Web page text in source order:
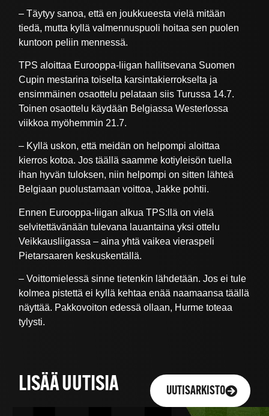
– Täytyy sanoa, että en joukkueesta vielä mitään
tiedä, mutta kyllä valmennuspuoli hoitaa sen puolen
kuntoon peliin mennessä.
TPS aloittaa Eurooppa-liigan hallitsevana Suomen
Cupin mestarina toiselta karsintakierrokselta ja
ensimmäinen osaottelu pelataan siis Turussa 14.7.
Toinen osaottelu käydään Belgiassa Westerlossa
viikkoa myöhemmin 21.7.
– Kyllä uskon, että meidän on helpompi aloittaa
kierros kotoa. Jos täällä saamme kotiyleisön tuella
ihan hyvän tuloksen, niin helpompi on sitten lähteä
Belgiaan puolustamaan voittoa, Jakke pohtii.
Ennen Eurooppa-liigan alkua TPS:llä on vielä
selvitettävänään tulevana lauantaina yksi ottelu
Veikkausliigassa – aina yhtä vaikea vieraspeli
Pietarsaaren keskuskentällä.
– Voittomielessä sinne tietenkin lähdetään. Jos ei tule
kolmea pistettä ei kyllä kehtaa enää naamaansa täällä
näyttää. Pakkovoiton edessä ollaan, Hurme toteaa
tylysti.
LISÄÄ UUTISIA UUTISARKISTO